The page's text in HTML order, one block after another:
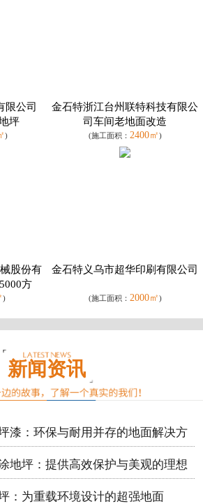
限公司
坪
)
金石特浙江台州联特科技有限公
司车间老地面改造
(施工面积： 2400㎡)
股份有
方
)
金石特义乌市超华印刷有限公司
(施工面积： 2000㎡)
新闻资讯
漆：环保与耐用并存的地面解决方
地坪：提供高效保护与美观的理想
：为重载环境设计的超强地面